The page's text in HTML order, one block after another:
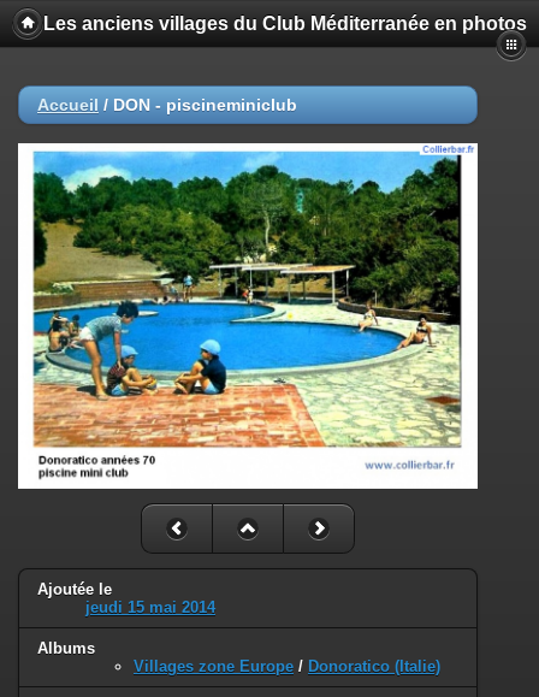
Les anciens villages du Club Méditerranée en photos
Accueil / DON - piscineminiclub
Ajoutée le
jeudi 15 mai 2014
Albums
Villages zone Europe / Donoratico (Italie)